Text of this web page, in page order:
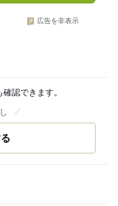
広告を非表示
認できます。